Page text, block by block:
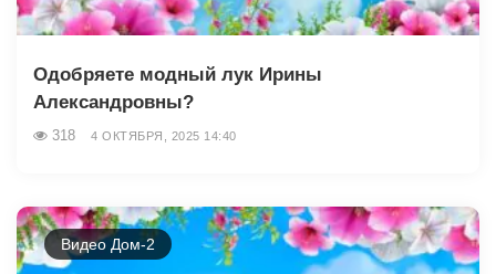
Одобряете модный лук Ирины
Александровны?
318 4 ОКТЯБРЯ, 2025 14:40
Видео Дом-2